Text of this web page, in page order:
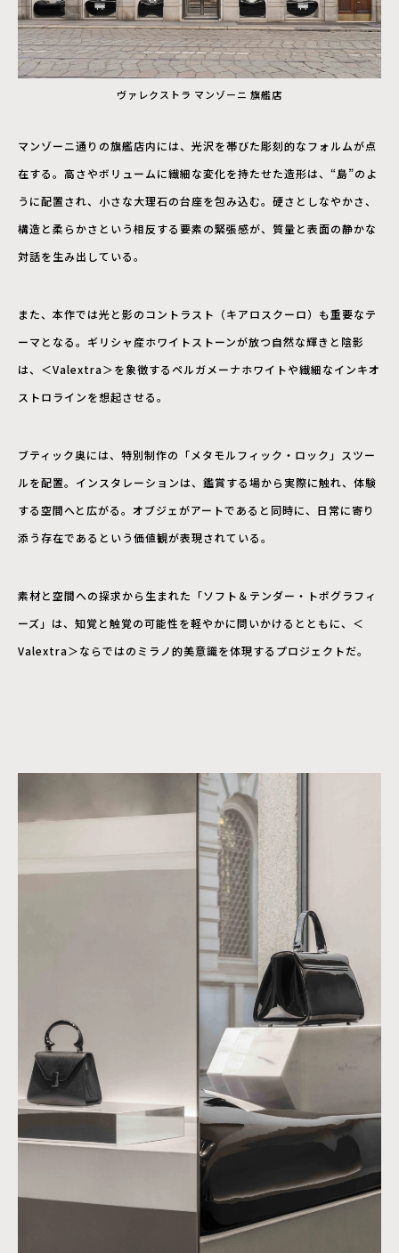
ヴァレクストラ マンゾーニ 旗艦店
マンゾーニ通りの旗艦店内には、光沢を帯びた彫刻的なフォルムが点
在する。高さやボリュームに繊細な変化を持たせた造形は、“島”のよ
うに配置され、小さな大理石の台座を包み込む。硬さとしなやかさ、
構造と柔らかさという相反する要素の緊張感が、質量と表面の静かな
対話を生み出している。
また、本作では光と影のコントラスト（キアロスクーロ）も重要なテ
ーマとなる。ギリシャ産ホワイトストーンが放つ自然な輝きと陰影
は、＜Valextra＞を象徴するペルガメーナホワイトや繊細なインキオ
ストロラインを想起させる。
ブティック奥には、特別制作の「メタモルフィック・ロック」スツー
ルを配置。インスタレーションは、鑑賞する場から実際に触れ、体験
する空間へと広がる。オブジェがアートであると同時に、日常に寄り
添う存在であるという価値観が表現されている。
素材と空間への探求から生まれた「ソフト＆テンダー・トポグラフィ
ーズ」は、知覚と触覚の可能性を軽やかに問いかけるとともに、＜
Valextra＞ならではのミラノ的美意識を体現するプロジェクトだ。